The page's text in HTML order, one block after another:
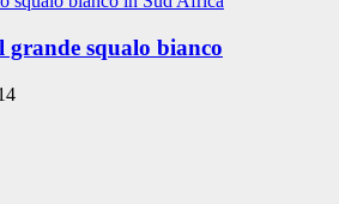
grande squalo bianco